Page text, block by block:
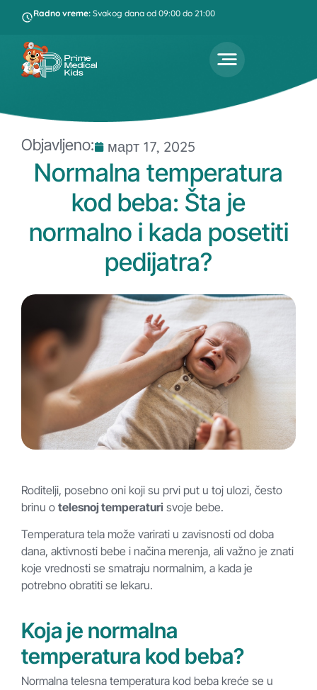
Radno vreme: Svakog dana od 09:00 do 21:00
Objavljeno: март 17, 2025
Normalna temperatura
kod beba: Šta je
normalno i kada posetiti
pedijatra?
Roditelji, posebno oni koji su prvi put u toj ulozi, često
brinu o telesnoj temperaturi svoje bebe.
Temperatura tela može varirati u zavisnosti od doba
dana, aktivnosti bebe i načina merenja, ali važno je znati
koje vrednosti se smatraju normalnim, a kada je
potrebno obratiti se lekaru.
Koja je normalna
temperatura kod beba?
Normalna telesna temperatura kod beba kreće se u